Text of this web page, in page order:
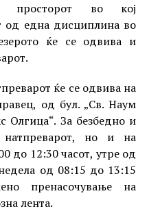
просторот во кој
од една дисциплина во
ќе се одвива и
ќе се одвива на
од бул. „Св. Наум
Олгица“. За безбедно и
но и на
до 12:30 часот, утре од
од 08:15 до 13:15
пренасочување на
лента.